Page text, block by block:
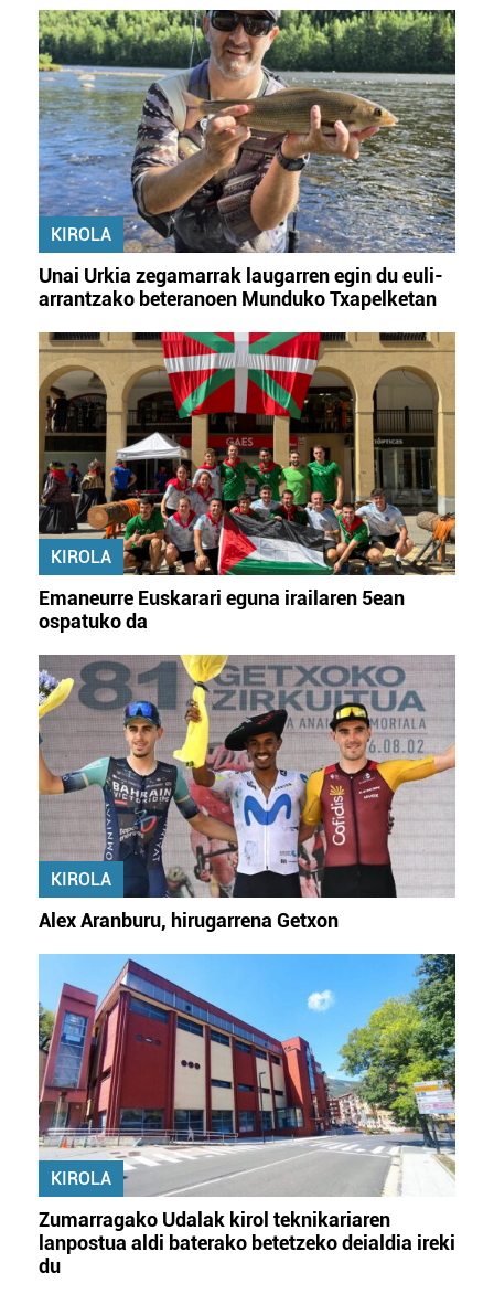
KIROLA
Unai Urkia zegamarrak laugarren egin du euli-
arrantzako beteranoen Munduko Txapelketan
KIROLA
Emaneurre Euskarari eguna irailaren 5ean
ospatuko da
KIROLA
Alex Aranburu, hirugarrena Getxon
KIROLA
Zumarragako Udalak kirol teknikariaren
lanpostua aldi baterako betetzeko deialdia ireki
du